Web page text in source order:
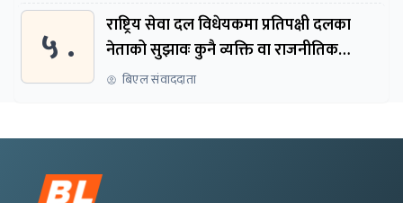
५ .
राष्ट्रिय सेवा दल विधेयकमा प्रतिपक्षी दलका
नेताको सुझावः कुनै व्यक्ति वा राजनीतिक
नेतृत्वबाट निर्देशित हुने संस्था नबनोस्
बिएल संवाददाता